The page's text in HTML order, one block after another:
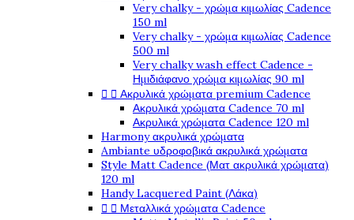
Very chalky - χρώμα κιμωλίας Cadence
150 ml
Very chalky - χρώμα κιμωλίας Cadence
500 ml
Very chalky wash effect Cadence -
Ημιδιάφανο χρώμα κιμωλίας 90 ml
  Ακρυλικά χρώματα premium Cadence
Ακρυλικά χρώματα Cadence 70 ml
Ακρυλικά χρώματα Cadence 120 ml
Harmony ακρυλικά χρώματα
Ambiante υδροφοβικά ακρυλικά χρώματα
Style Matt Cadence (Ματ ακρυλικά χρώματα)
120 ml
Handy Lacquered Paint (Λάκα)
  Μεταλλικά χρώματα Cadence